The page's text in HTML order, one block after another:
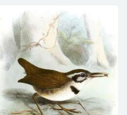
cyaneus